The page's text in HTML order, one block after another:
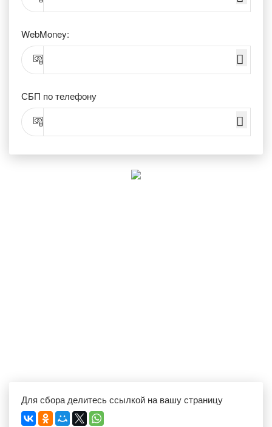
WebMoney:
СБП по телефону
Для сбора делитесь ссылкой на вашу страницу